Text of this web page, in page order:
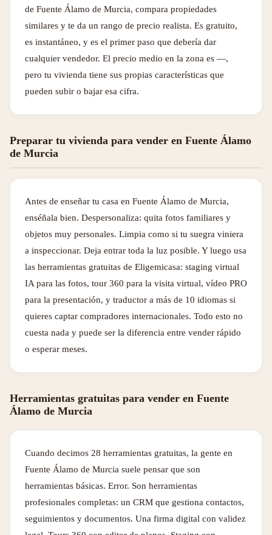
de Fuente Álamo de Murcia, compara propiedades
similares y te da un rango de precio realista. Es gratuito,
es instantáneo, y es el primer paso que debería dar
cualquier vendedor. El precio medio en la zona es —,
pero tu vivienda tiene sus propias características que
pueden subir o bajar esa cifra.
Preparar tu vivienda para vender en Fuente Álamo
de Murcia
Antes de enseñar tu casa en Fuente Álamo de Murcia,
enséñala bien. Despersonaliza: quita fotos familiares y
objetos muy personales. Limpia como si tu suegra viniera
a inspeccionar. Deja entrar toda la luz posible. Y luego usa
las herramientas gratuitas de Eligemicasa: staging virtual
IA para las fotos, tour 360 para la visita virtual, vídeo PRO
para la presentación, y traductor a más de 10 idiomas si
quieres captar compradores internacionales. Todo esto no
cuesta nada y puede ser la diferencia entre vender rápido
o esperar meses.
Herramientas gratuitas para vender en Fuente
Álamo de Murcia
Cuando decimos 28 herramientas gratuitas, la gente en
Fuente Álamo de Murcia suele pensar que son
herramientas básicas. Error. Son herramientas
profesionales completas: un CRM que gestiona contactos,
seguimientos y documentos. Una firma digital con validez